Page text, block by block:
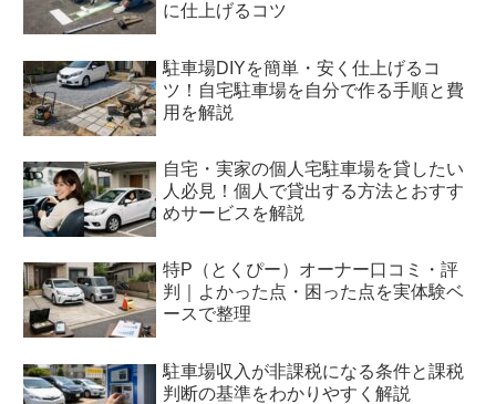
に仕上げるコツ
駐車場DIYを簡単・安く仕上げるコ
ツ！自宅駐車場を自分で作る手順と費
用を解説
自宅・実家の個人宅駐車場を貸したい
人必見！個人で貸出する方法とおすす
めサービスを解説
特P（とくぴー）オーナー口コミ・評
判｜よかった点・困った点を実体験ベ
ースで整理
駐車場収入が非課税になる条件と課税
判断の基準をわかりやすく解説